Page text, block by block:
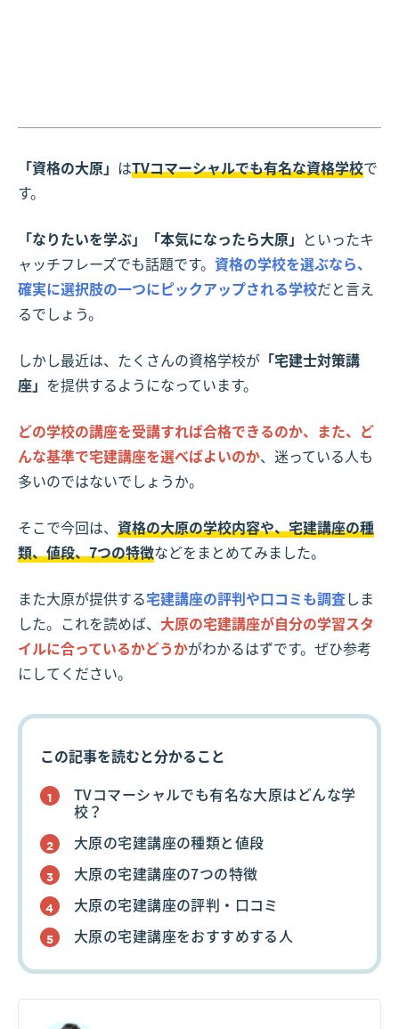
「資格の大原」 はTVコマーシャルでも有名な資格学校で
す。
「なりたいを学ぶ」「本気になったら大原」 といったキ
ャッチフレーズでも話題です。 資格の学校を選ぶなら、
確実に選択肢の一つにピックアップされる学校だと言え
るでしょう。
しかし最近は、たくさんの資格学校が 「宅建士対策講
座」 を提供するようになっています。
どの学校の講座を受講すれば合格できるのか、また、ど
んな基準で宅建講座を選べばよいのか、迷っている人も
多いのではないでしょうか。
そこで今回は、 資格の大原の学校内容や、宅建講座の種
類、値段、7つの特徴などをまとめてみました。
また大原が提供する宅建講座の評判や口コミも調査しま
した。これを読めば、 大原の宅建講座が自分の学習スタ
イルに合っているかどうかがわかるはずです。ぜひ参考
にしてください。
この記事を読むと分かること
TVコマーシャルでも有名な大原はどんな学
校？
大原の宅建講座の種類と値段
大原の宅建講座の7つの特徴
大原の宅建講座の評判・口コミ
大原の宅建講座をおすすめする人